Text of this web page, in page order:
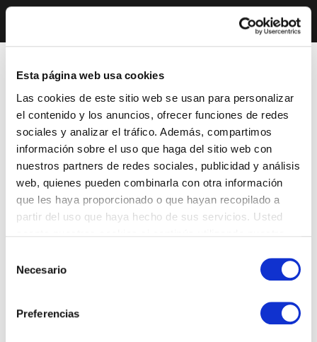
Esta página web usa cookies
Las cookies de este sitio web se usan para personalizar
el contenido y los anuncios, ofrecer funciones de redes
sociales y analizar el tráfico. Además, compartimos
información sobre el uso que haga del sitio web con
nuestros partners de redes sociales, publicidad y análisis
web, quienes pueden combinarla con otra información
que les haya proporcionado o que hayan recopilado a
partir del uso que haya hecho de sus servicios. Usted
Necesario
Preferencias